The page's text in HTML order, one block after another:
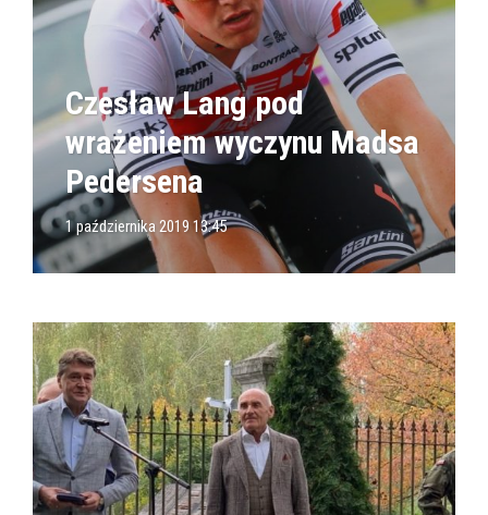
Czesław Lang pod
wrażeniem wyczynu Madsa
Pedersena
1 października 2019 13:45